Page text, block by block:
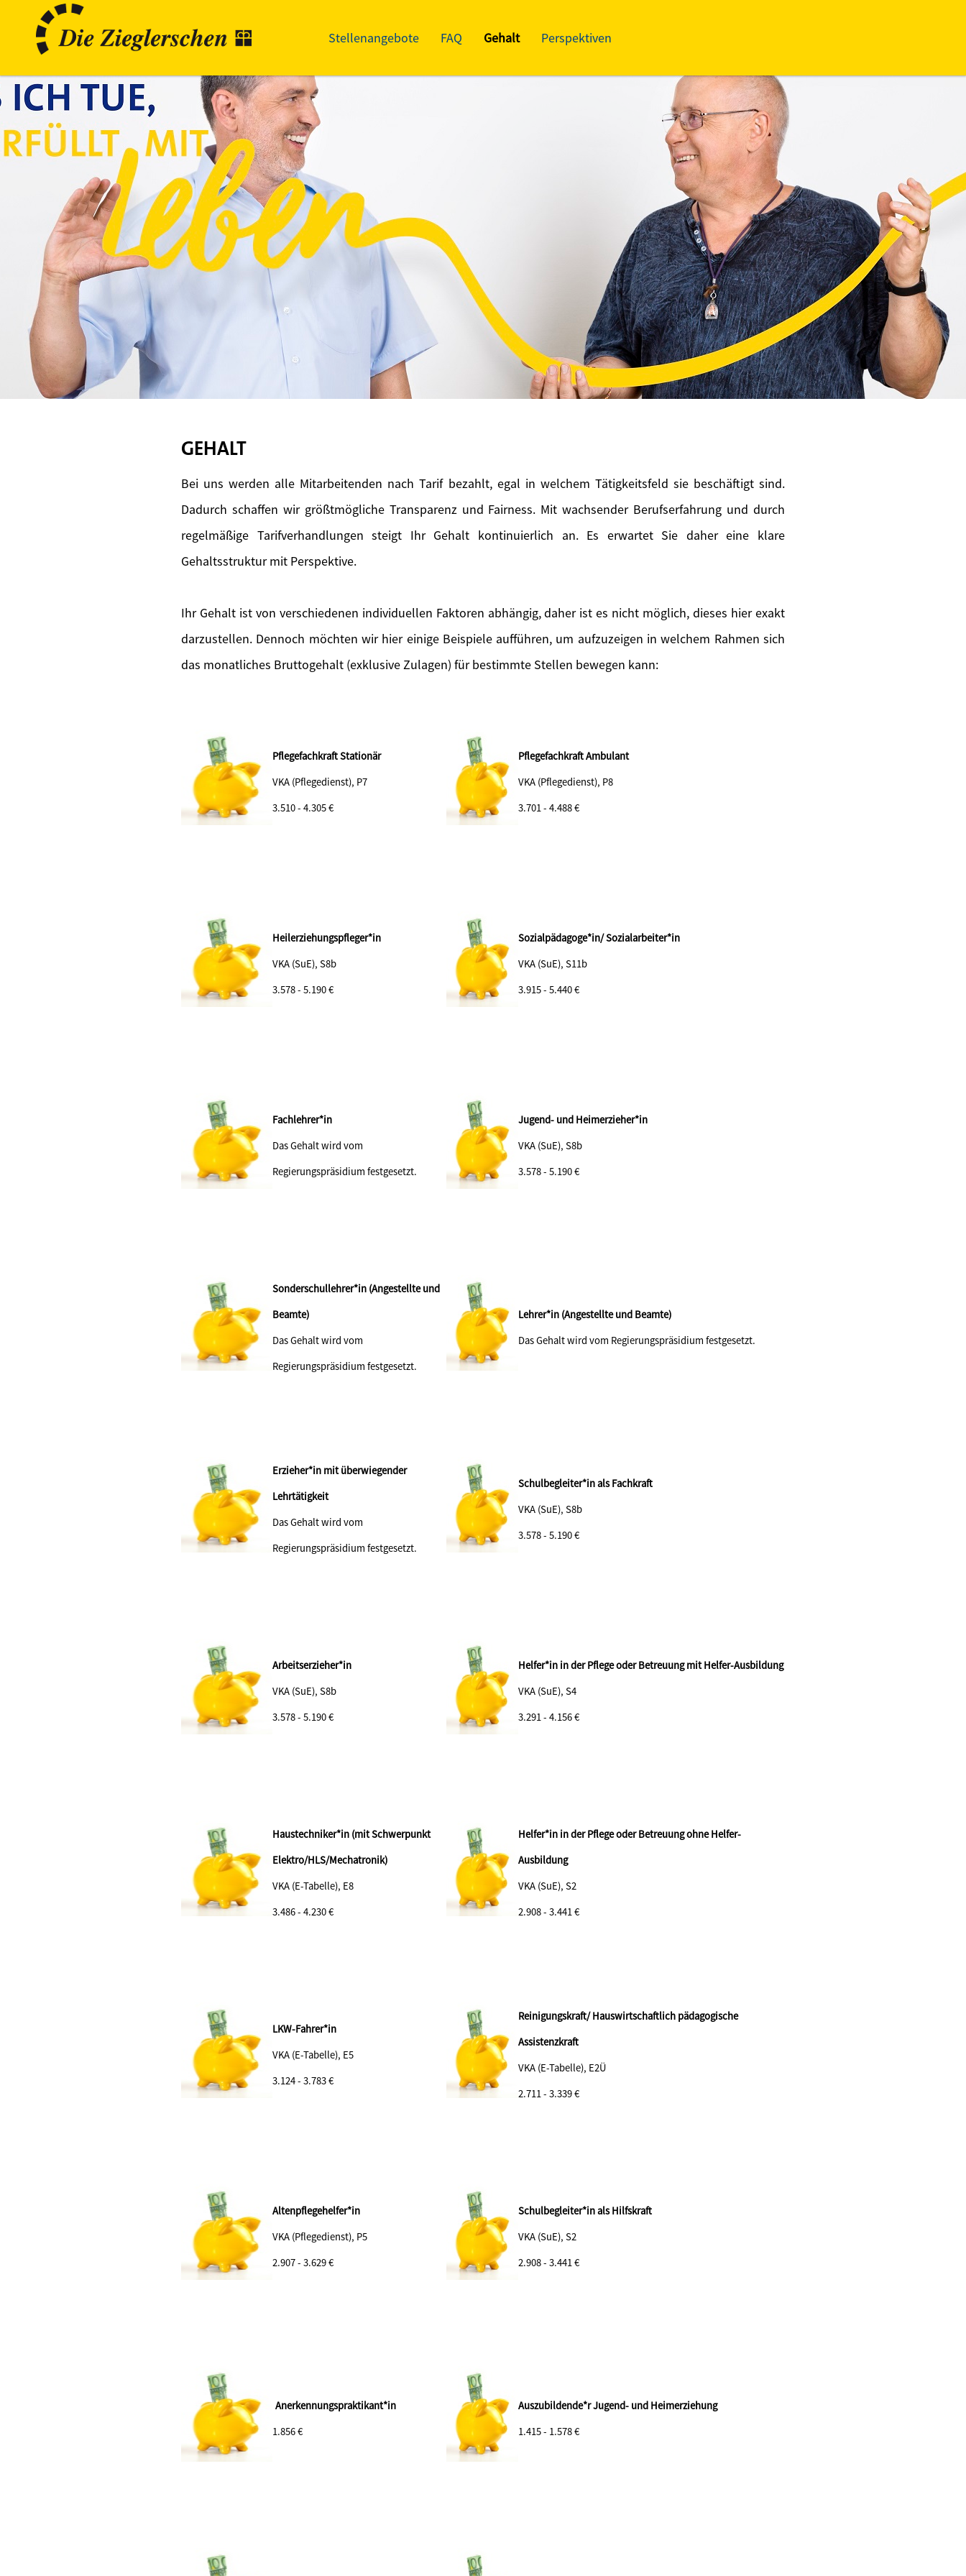
Stellenangebote FAQ Gehalt Perspektiven
GEHALT
Bei uns werden alle Mitarbeitenden nach Tarif bezahlt, egal in welchem Tätigkeitsfeld sie beschäftigt sind.
Dadurch schaffen wir größtmögliche Transparenz und Fairness. Mit wachsender Berufserfahrung und durch
regelmäßige Tarifverhandlungen steigt Ihr Gehalt kontinuierlich an. Es erwartet Sie daher eine klare
Gehaltsstruktur mit Perspektive.
Ihr Gehalt ist von verschiedenen individuellen Faktoren abhängig, daher ist es nicht möglich, dieses hier exakt
darzustellen. Dennoch möchten wir hier einige Beispiele aufführen, um aufzuzeigen in welchem Rahmen sich
das monatliches Bruttogehalt (exklusive Zulagen) für bestimmte Stellen bewegen kann:
Pflegefachkraft Stationär
VKA (Pflegedienst), P7
3.510 - 4.305 €
Pflegefachkraft Ambulant
VKA (Pflegedienst), P8
3.701 - 4.488 €
Heilerziehungspfleger*in
VKA (SuE), S8b
3.578 - 5.190€
Sozialpädagoge*in/ Sozialarbeiter*in
VKA (SuE), S11b
3.915 - 5.440 €
Fachlehrer*in
Das Gehalt wird vom
Regierungspräsidium festgesetzt.
Jugend- und Heimerzieher*in
VKA (SuE), S8b
3.578 - 5.190 €
Sonderschullehrer*in (Angestellte und
Beamte)
Das Gehalt wird vom
Regierungspräsidium festgesetzt.
Lehrer*in (Angestellte und Beamte)
Das Gehalt wird vom Regierungspräsidium festgesetzt.
Erzieher*in mit überwiegender
Lehrtätigkeit
Das Gehalt wird vom
Regierungspräsidium festgesetzt.
Schulbegleiter*in als Fachkraft
VKA (SuE), S8b
3.578 - 5.190 €
Arbeitserzieher*in
VKA (SuE), S8b
3.578 - 5.190 €
Helfer*in in der Pflege oder Betreuung mit Helfer-Ausbildung
VKA (SuE), S4
3.291 - 4.156 €
Haustechniker*in (mit Schwerpunkt
Elektro/HLS/Mechatronik)
VKA (E-Tabelle), E8
3.486 - 4.230 €
Helfer*in in der Pflege oder Betreuung ohne Helfer-
Ausbildung
VKA (SuE), S2
2.908 - 3.441 €
LKW-Fahrer*in
VKA (E-Tabelle), E5
3.124 - 3.783 €
Reinigungskraft/ Hauswirtschaftlich pädagogische
Assistenzkraft
VKA (E-Tabelle), E2Ü
2.711 - 3.339 €
Altenpflegehelfer*in
VKA (Pflegedienst), P5
2.907 - 3.629 €
Schulbegleiter*in als Hilfskraft
VKA (SuE), S2
2.908 - 3.441 €
Anerkennungspraktikant*in
1.856 €
Auszubildende*r Jugend- und Heimerziehung
1.415 - 1.578 €